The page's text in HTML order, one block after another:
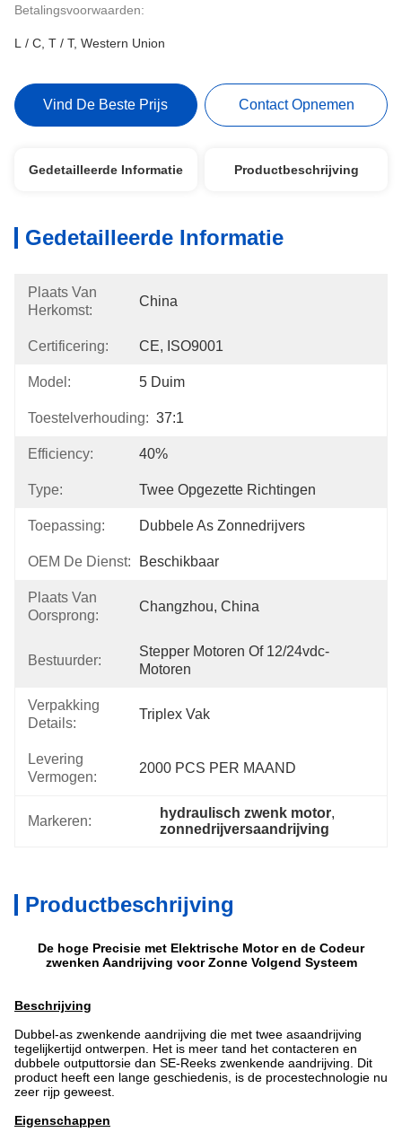
Betalingsvoorwaarden:
L / C, T / T, Western Union
Vind De Beste Prijs Contact Opnemen
Gedetailleerde Informatie Productbeschrijving
Gedetailleerde Informatie
Plaats Van
Herkomst:
China
Certificering: CE, ISO9001
Model: 5 Duim
Toestelverhouding: 37:1
Efficiency: 40%
Type: Twee Opgezette Richtingen
Toepassing: Dubbele As Zonnedrijvers
OEM De Dienst: Beschikbaar
Plaats Van
Oorsprong:
Changzhou, China
Bestuurder:
Stepper Motoren Of 12/24vdc-
Motoren
Verpakking
Details:
Triplex Vak
Levering
Vermogen:
2000 PCS PER MAAND
Markeren:
hydraulisch zwenk motor,
zonnedrijversaandrijving
Productbeschrijving
De hoge Precisie met Elektrische Motor en de Codeur
zwenken Aandrijving voor Zonne Volgend Systeem
Beschrijving
Dubbel-as zwenkende aandrijving die met twee asaandrijving
tegelijkertijd ontwerpen. Het is meer tand het contacteren en
dubbele outputtorsie dan SE-Reeks zwenkende aandrijving. Dit
product heeft een lange geschiedenis, is de procestechnologie nu
zeer rijp geweest.
Eigenschappen